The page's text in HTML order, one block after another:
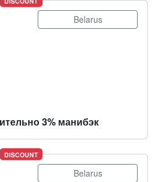
Belarus
3% манибэк
DISCOUNT
Belarus